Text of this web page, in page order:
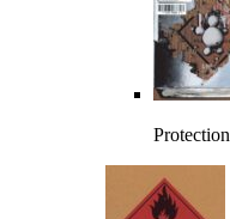
Protection